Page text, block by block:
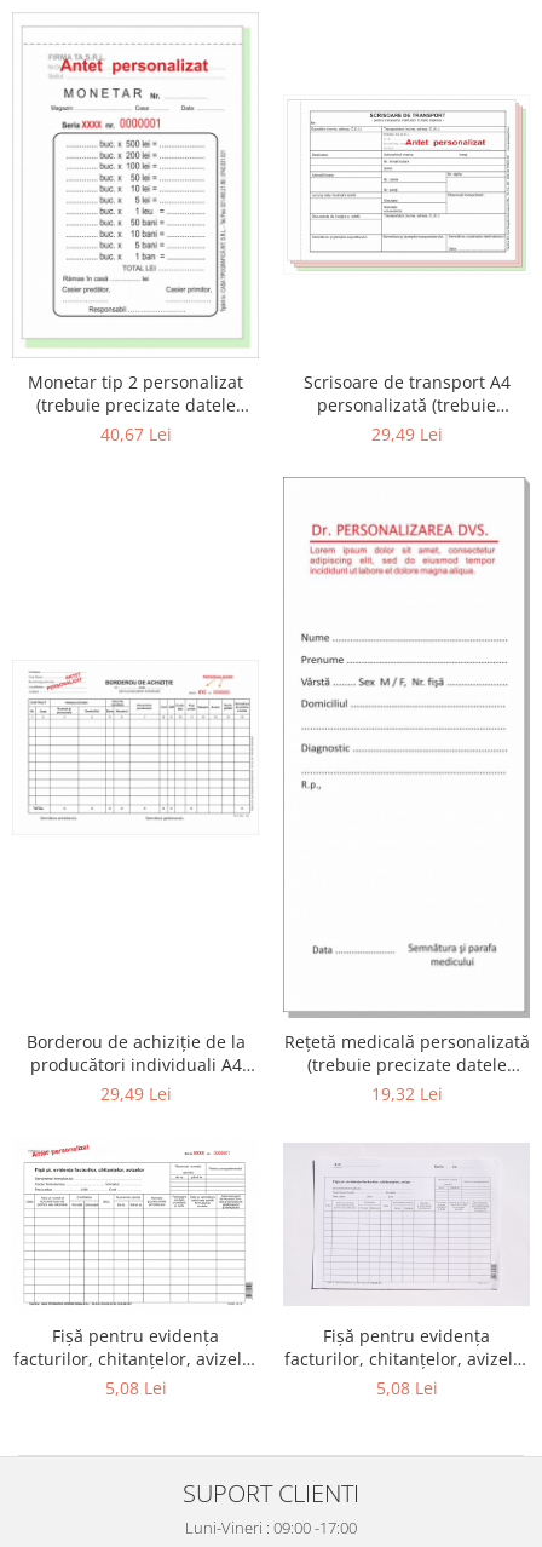
Monetar tip 2 personalizat
(trebuie precizate datele
complete aferente, eventual
40,67 Lei
Scrisoare de transport A4
personalizată (trebuie
precizate datele complete
numar)
29,49 Lei
Borderou de achiziţie de la
producători individuali A4
personalizat (trebuie
numar)
29,49 Lei
Reţetă medicală personalizată
(trebuie precizate datele
complete aferente)
19,32 Lei
Fişă pentru evidenţa
facturilor, chitanţelor, avizelor
A4 personalizată (trebuie
numar)
5,08 Lei
Fişă pentru evidenţa
facturilor, chitanţelor, avizelor
A4
5,08 Lei
SUPORT CLIENTI
Luni-Vineri : 09:00 -17:00